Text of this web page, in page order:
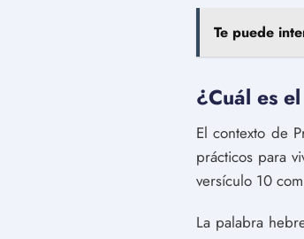
Te puede
¿Cuál es
El contexto de
prácticos para
versículo 10
La palabra